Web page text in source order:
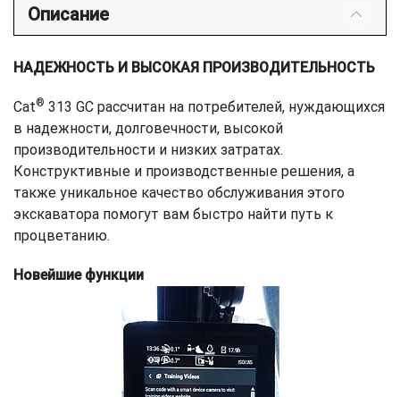
Описание
НАДЕЖНОСТЬ И ВЫСОКАЯ ПРОИЗВОДИТЕЛЬНОСТЬ
Cat® 313 GC рассчитан на потребителей, нуждающихся
в надежности, долговечности, высокой
производительности и низких затратах.
Конструктивные и производственные решения, а
также уникальное качество обслуживания этого
экскаватора помогут вам быстро найти путь к
процветанию.
Новейшие функции